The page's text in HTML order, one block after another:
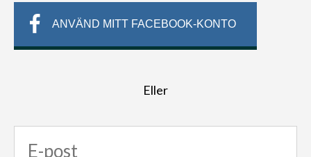
ANVÄND MITT FACEBOOK-KONTO
Eller